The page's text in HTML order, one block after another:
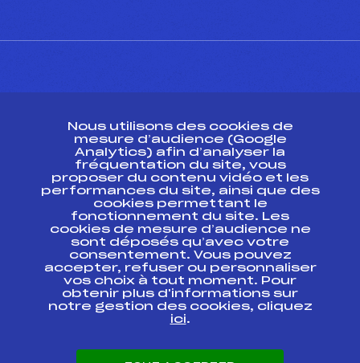
Ressources
Pass’Neige
Projet sportif fédéral
Projet de performance fédéral
Antidopage
Pôle Développement, Formation, Suivi
Scientifique
Listes ministérielles
Pôle vie de l’athlète
Enseignement professionnel
Nous utilisons des cookies de
mesure d’audience (Google
Analytics) afin d’analyser la
fréquentation du site, vous
proposer du contenu vidéo et les
performances du site, ainsi que des
cookies permettant le
fonctionnement du site. Les
cookies de mesure d’audience ne
sont déposés qu’avec votre
consentement. Vous pouvez
accepter, refuser ou personnaliser
vos choix à tout moment. Pour
obtenir plus d'informations sur
notre gestion des cookies, cliquez
ici.